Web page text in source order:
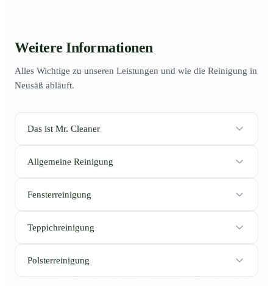
Weitere Informationen
Alles Wichtige zu unseren Leistungen und wie die Reinigung in
Neusäß abläuft.
Das ist Mr. Cleaner
Allgemeine Reinigung
Fensterreinigung
Teppichreinigung
Polsterreinigung